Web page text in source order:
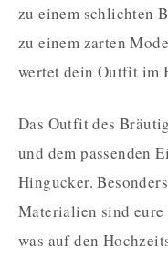
zu einem schlichten
zu einem zarten
wertet dein Outfit im
Das Outfit des
und dem passenden
Hingucker.
Materialien sind eure
was auf den